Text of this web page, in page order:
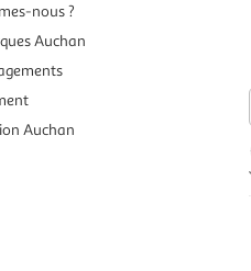
nous ?
Auchan
Auchan